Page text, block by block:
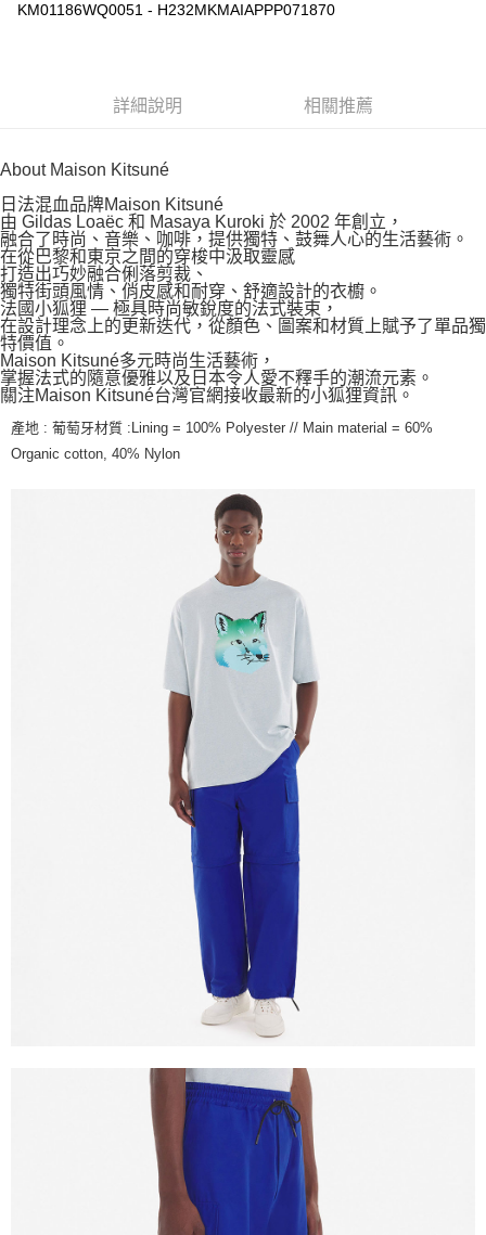
付款後7-11取貨
宅配
每筆NT$100，滿NT$3,000(含以上)免運費
KM01186WQ0051 - H232MKMAIAPPP071870
詳細說明 相關推薦
About Maison Kitsuné
日法混血品牌Maison Kitsuné
由 Gildas Loaëc 和 Masaya Kuroki 於 2002 年創立，
融合了時尚、音樂、咖啡，提供獨特、鼓舞人心的生活藝術。
在從巴黎和東京之間的穿梭中汲取靈感
打造出巧妙融合俐落剪裁、
獨特街頭風情、俏皮感和耐穿、舒適設計的衣櫥。
法國小狐狸 — 極具時尚敏銳度的法式裝束，
在設計理念上的更新迭代，從顏色、圖案和材質上賦予了單品獨
特價值。
Maison Kitsuné多元時尚生活藝術，
掌握法式的隨意優雅以及日本令人愛不釋手的潮流元素。
關注Maison Kitsuné台灣官網接收最新的小狐狸資訊。
產地 : 葡萄牙材質 :Lining = 100% Polyester // Main material = 60%
Organic cotton, 40% Nylon